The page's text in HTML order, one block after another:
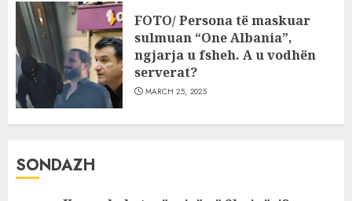
FOTO/ Persona të maskuar
sulmuan “One Albania”,
ngjarja u fsheh. A u vodhën
serverat?
MARCH 25, 2025
SONDAZH